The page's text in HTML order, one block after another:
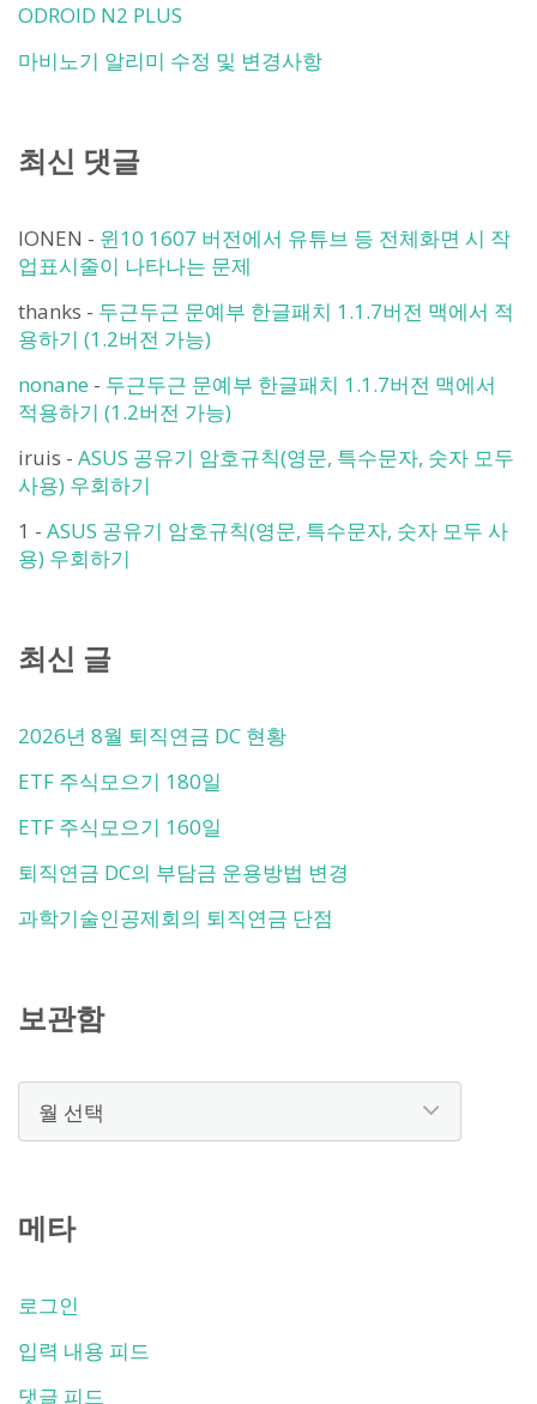
ODROID N2 PLUS
마비노기 알리미 수정 및 변경사항
최신 댓글
IONEN - 윈10 1607 버전에서 유튜브 등 전체화면 시 작
업표시줄이 나타나는 문제
thanks - 두근두근 문예부 한글패치 1.1.7버전 맥에서 적
용하기 (1.2버전 가능)
nonane - 두근두근 문예부 한글패치 1.1.7버전 맥에서
적용하기 (1.2버전 가능)
iruis - ASUS 공유기 암호규칙(영문, 특수문자, 숫자 모두
사용) 우회하기
1 - ASUS 공유기 암호규칙(영문, 특수문자, 숫자 모두 사
용) 우회하기
최신 글
2026년 8월 퇴직연금 DC 현황
ETF 주식모으기 180일
ETF 주식모으기 160일
퇴직연금 DC의 부담금 운용방법 변경
과학기술인공제회의 퇴직연금 단점
보관함
메타
로그인
입력 내용 피드
댓글 피드